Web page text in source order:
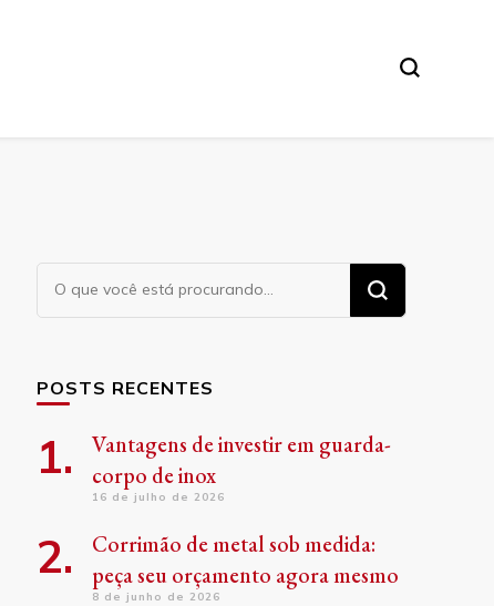
Procurando
algo?
POSTS RECENTES
Vantagens de investir em guarda-
corpo de inox
16 de julho de 2026
Corrimão de metal sob medida:
peça seu orçamento agora mesmo
8 de junho de 2026